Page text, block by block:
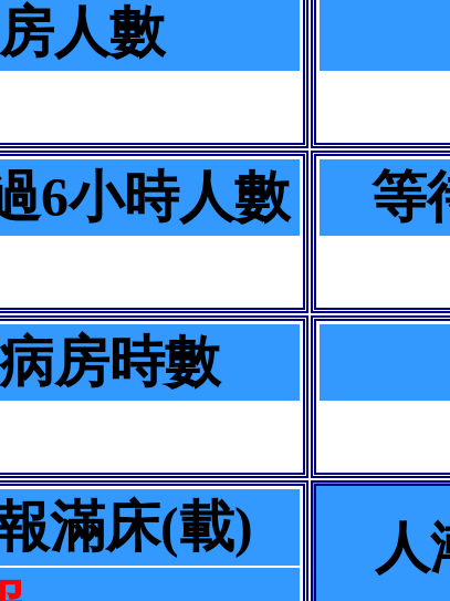
人數
6小時人數
等
房時數
滿床(載)